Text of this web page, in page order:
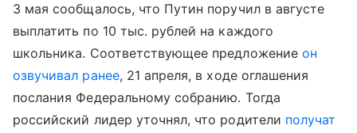
3 мая сообщалось, что Путин поручил в августе
выплатить по 10 тыс. рублей на каждого
школьника. Соответствующее предложение он
озвучивал ранее, 21 апреля, в ходе оглашения
послания Федеральному собранию. Тогда
российский лидер уточнял, что родители получат